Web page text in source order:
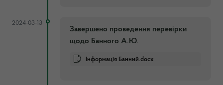
2024-03-13
Завершено проведення перевірки
щодо Банного А.Ю.
Інформація Банний.docx